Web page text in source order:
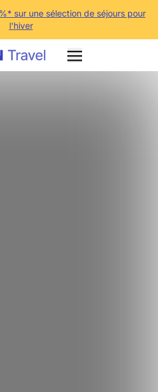
sur une sélection de séjours pour
l'hiver